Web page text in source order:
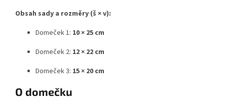
Obsah sady a rozměry (š × v):
Domeček 1: 10 × 25 cm
Domeček 2: 12 × 22 cm
Domeček 3: 15 × 20 cm
O domečku